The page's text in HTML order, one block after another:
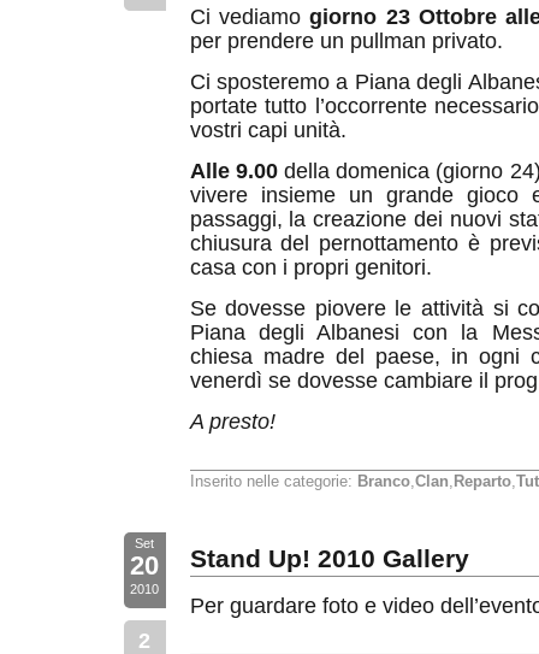
Ci vediamogiorno 23 Ottobre
per prendere un pullman privato.
Ci sposteremo a Piana degli
portate tutto l’occorrente
vostri capi unità.
Alle 9.00della domenica (giorno
vivere insieme un grande gioco
passaggi, la creazione dei nuovi
chiusura del pernottamento è
casa con i propri genitori.
Se dovesse piovere le attività si
Piana degli Albanesi con la
chiesa madre del paese, in ogni
venerdì se dovesse cambiare il
A presto!
Inserito nelle categorie: Branco,Clan, Reparto,
Set
20
2010
2
Stand Up! 2010 Gallery
Per guardare foto e video